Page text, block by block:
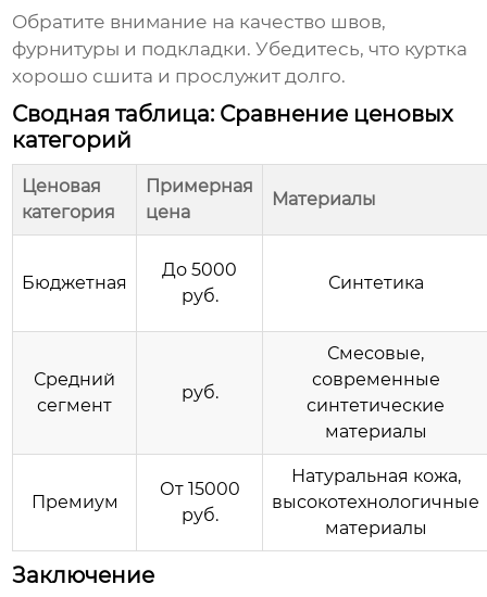
Обратите внимание на качество швов,
фурнитуры и подкладки. Убедитесь, что куртка
хорошо сшита и прослужит долго.
Сводная таблица: Сравнение ценовых
категорий
Ценовая
категория
Примерная
цена
Материалы
Бюджетная
До 5000
руб.
Синтетика
Средний
сегмент
руб.
Смесовые,
современные
синтетические
материалы
Премиум
От 15000
руб.
Натуральная кожа,
высокотехнологичные
материалы
Заключение